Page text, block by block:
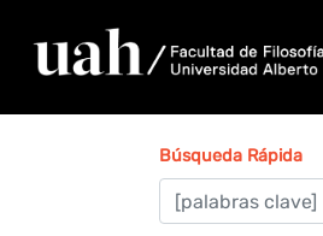
Búsqueda Rápida